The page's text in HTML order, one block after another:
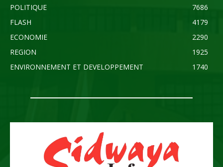
POLITIQUE
7686
FLASH
4179
ECONOMIE
2290
REGION
1925
ENVIRONNEMENT ET DEVELOPPEMENT
1740